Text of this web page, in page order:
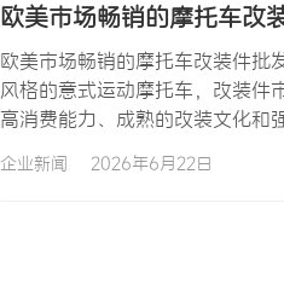
欧美市场畅销的摩托车改
欧美市场畅销的摩托车改装件批
风格的意式运动摩托车，改装件
高消费能力、成熟的改装文化和
者提供实操性的渠道开发指南。
企业新闻 2026年6月22日